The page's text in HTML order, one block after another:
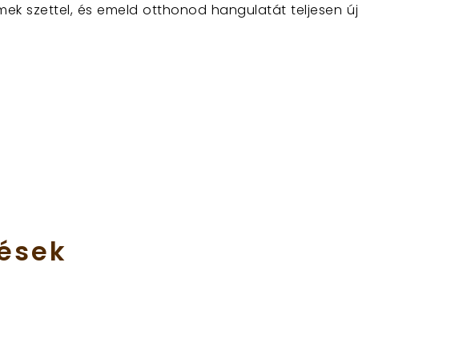
szettel, és emeld otthonod hangulatát teljesen új